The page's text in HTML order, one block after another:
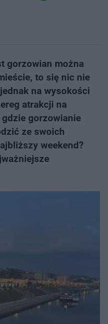
gorzowian można
to się nic nie
na wysokości
atrakcji na
gorzowianie
ze swoich
weekend?